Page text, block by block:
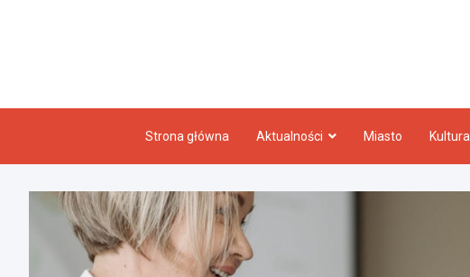
Strona główna Aktualności Miasto Kultura